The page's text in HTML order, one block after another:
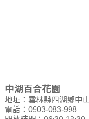
中湖百合花園
地址：雲林縣四湖鄉中
電話：0903-083-998